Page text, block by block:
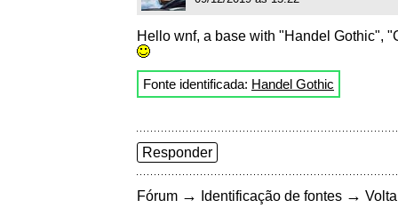
Hello wnf, a base with "Handel Gothic",
Fonte identificada: Handel Gothic
Responder
Fórum → Identificação de fontes →